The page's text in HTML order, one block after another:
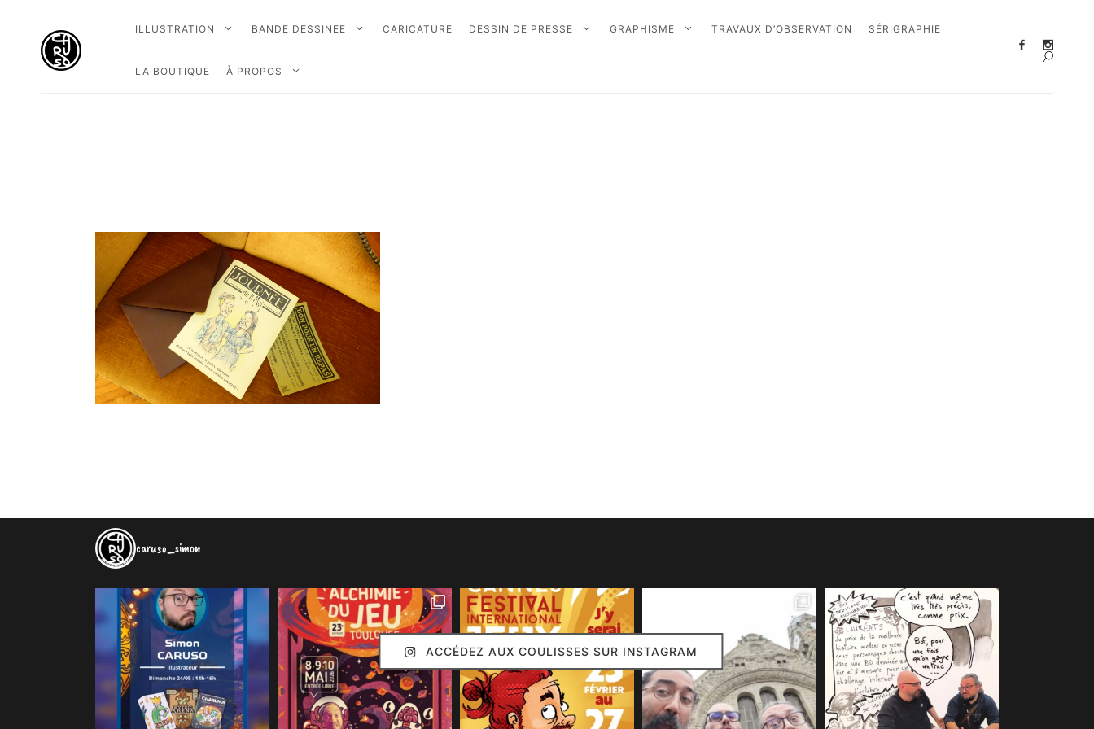
ILLUSTRATION BANDE DESSINEE CARICATURE DESSIN DE PRESSE GRAPHISME TRAVAUX D’OBSERVATION SÉRIGRAPHIE
LA BOUTIQUE À PROPOS
caruso_simon
ACCÉDEZ AUX COULISSES SUR INSTAGRAM